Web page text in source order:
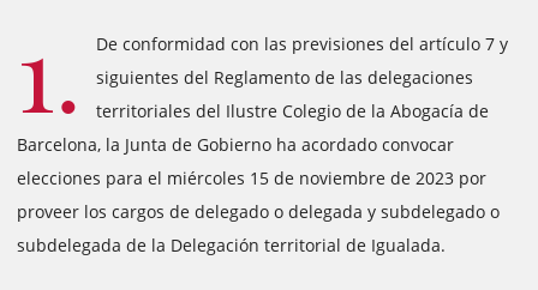
1.
De conformidad con las previsiones del artículo 7 y
siguientes del Reglamento de las delegaciones
territoriales del Ilustre Colegio de la Abogacía de
Barcelona, la Junta de Gobierno ha acordado convocar
elecciones para el miércoles 15 de noviembre de 2023 por
proveer los cargos de delegado o delegada y subdelegado o
subdelegada de la Delegación territorial de Igualada.